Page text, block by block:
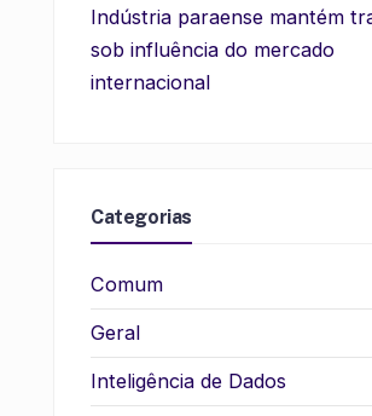
Indústria paraense mantém
sob influência do mercado
internacional
Categorias
Comum
Geral
Inteligência de Dados